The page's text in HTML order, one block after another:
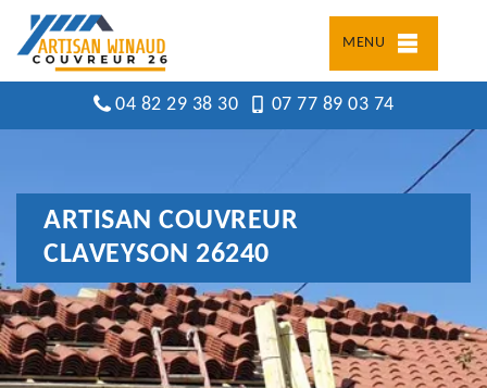
MENU
04 82 29 38 30 07 77 89 03 74
ARTISAN COUVREUR
CLAVEYSON 26240